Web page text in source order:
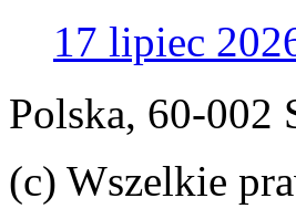
17 lipiec
Polska, 60-002
(c) Wszelkie